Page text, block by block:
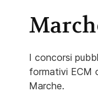
I concorsi
formativi ECM
Marche.